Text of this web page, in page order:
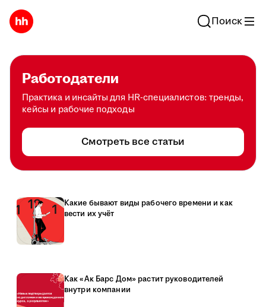
Поиск
Работодатели
Практика и инсайты для HR-специалистов: тренды,
кейсы и рабочие подходы
Смотреть все статьи
Какие бывают виды рабочего времени и как
вести их учёт
Как «Ак Барс Дом» растит руководителей
внутри компании